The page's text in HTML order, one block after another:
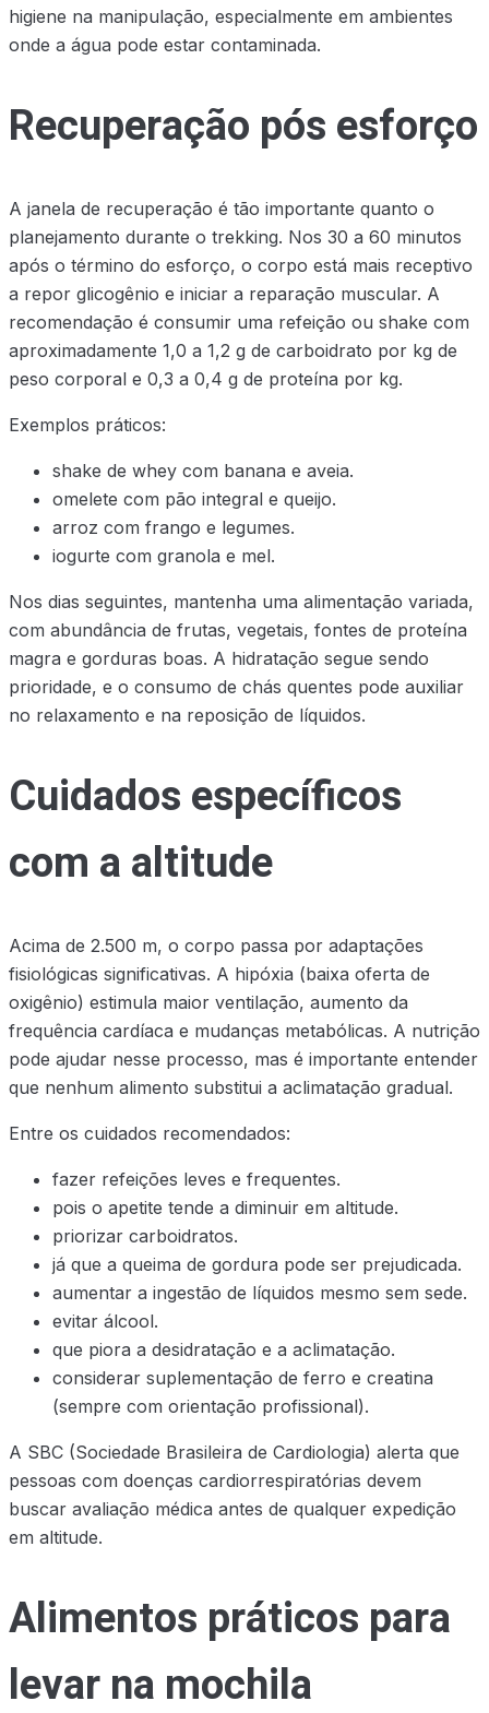
higiene na manipulação, especialmente em ambientes
onde a água pode estar contaminada.
Recuperação pós esforço
A janela de recuperação é tão importante quanto o
planejamento durante o trekking. Nos 30 a 60 minutos
após o término do esforço, o corpo está mais receptivo
a repor glicogênio e iniciar a reparação muscular. A
recomendação é consumir uma refeição ou shake com
aproximadamente 1,0 a 1,2 g de carboidrato por kg de
peso corporal e 0,3 a 0,4 g de proteína por kg.
Exemplos práticos:
shake de whey com banana e aveia.
omelete com pão integral e queijo.
arroz com frango e legumes.
iogurte com granola e mel.
Nos dias seguintes, mantenha uma alimentação variada,
com abundância de frutas, vegetais, fontes de proteína
magra e gorduras boas. A hidratação segue sendo
prioridade, e o consumo de chás quentes pode auxiliar
no relaxamento e na reposição de líquidos.
Cuidados específicos
com a altitude
Acima de 2.500 m, o corpo passa por adaptações
fisiológicas significativas. A hipóxia (baixa oferta de
oxigênio) estimula maior ventilação, aumento da
frequência cardíaca e mudanças metabólicas. A nutrição
pode ajudar nesse processo, mas é importante entender
que nenhum alimento substitui a aclimatação gradual.
Entre os cuidados recomendados:
fazer refeições leves e frequentes.
pois o apetite tende a diminuir em altitude.
priorizar carboidratos.
já que a queima de gordura pode ser prejudicada.
aumentar a ingestão de líquidos mesmo sem sede.
evitar álcool.
que piora a desidratação e a aclimatação.
considerar suplementação de ferro e creatina
(sempre com orientação profissional).
A SBC (Sociedade Brasileira de Cardiologia) alerta que
pessoas com doenças cardiorrespiratórias devem
buscar avaliação médica antes de qualquer expedição
em altitude.
Alimentos práticos para
levar na mochila